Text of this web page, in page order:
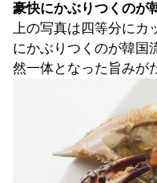
豪快にかぶりつくのが
上の写真は四等分にカ
にかぶりつくのが韓国
然一体となった旨みが